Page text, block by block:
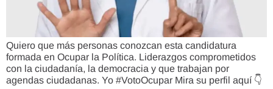
Quiero que más personas conozcan esta candidatura
formada en Ocupar la Política. Liderazgos comprometidos
con la ciudadanía, la democracia y que trabajan por
agendas ciudadanas. Yo #VotoOcupar Mira su perfil aquí 👇